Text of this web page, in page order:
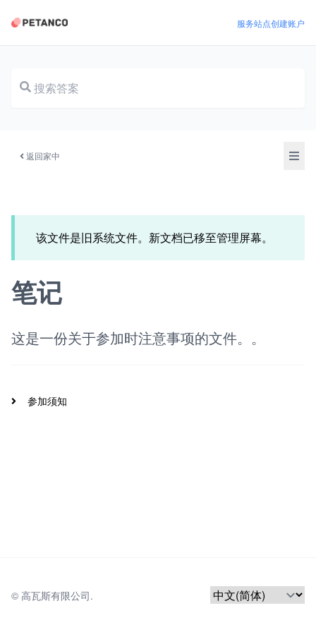
文档 服务站点创建账户
返回家中
该文件是旧系统文件。新文档已移至管理屏幕。
笔记
这是一份关于参加时注意事项的文件。。
参加须知
© 高瓦斯有限公司.